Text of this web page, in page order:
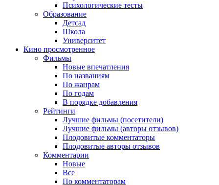
Психологические тесты
Образование
Детсад
Школа
Университет
Кино просмотренное
Фильмы
Новые впечатления
По названиям
По жанрам
По годам
В порядке добавления
Рейтинги
Лучшие фильмы (посетители)
Лучшие фильмы (авторы отзывов)
Плодовитые комментаторы
Плодовитые авторы отзывов
Комментарии
Новые
Все
По комментаторам